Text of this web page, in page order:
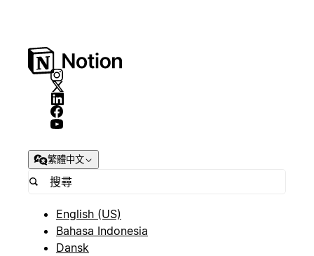
繁體中文
English (US)
Bahasa Indonesia
Dansk